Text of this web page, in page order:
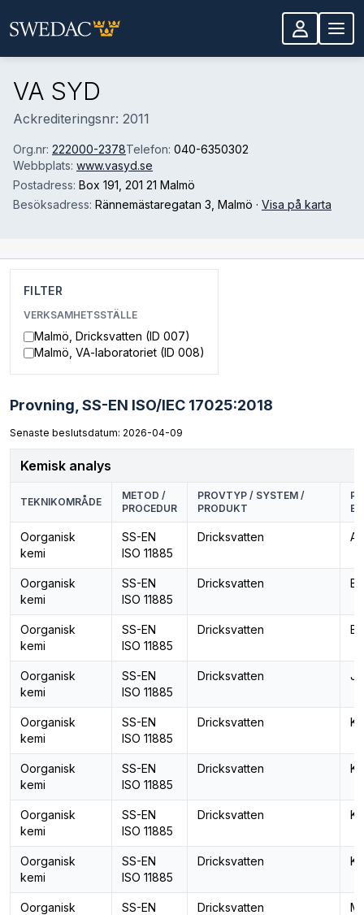
VA SYD
Ackrediteringsnr: 2011
Org.nr: 222000-2378Telefon: 040-6350302
Webbplats: www.vasyd.se
Postadress: Box 191 , 201 21 Malmö
Besöksadress: Rännemästaregatan 3 , Malmö · Visa på karta
FILTER
VERKSAMHETSSTÄLLE
Malmö, Dricksvatten (ID 007)
Malmö, VA-laboratoriet (ID 008)
Provning, SS-EN ISO/IEC 17025:2018
Senaste beslutsdatum: 2026-04-09
Kemisk analys
TEKNIKOMRÅDE
METOD /
PROCEDUR
PROVTYP / SYSTEM /
PRODUKT
Oorganisk
kemi
SS-EN
ISO 11885
Dricksvatten
Oorganisk
kemi
SS-EN
ISO 11885
Dricksvatten
Oorganisk
kemi
SS-EN
ISO 11885
Dricksvatten
Oorganisk
kemi
SS-EN
ISO 11885
Dricksvatten
Oorganisk
kemi
SS-EN
ISO 11885
Dricksvatten
Oorganisk
kemi
SS-EN
ISO 11885
Dricksvatten
Oorganisk
kemi
SS-EN
ISO 11885
Dricksvatten
Oorganisk
kemi
SS-EN
ISO 11885
Dricksvatten
Oorganisk
SS-EN
Dricksvatten